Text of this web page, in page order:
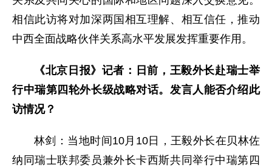
相信此访将对加深两国相互理解、相互信任，推动
中西全面战略伙伴关系高水平发展发挥重要作用。
《北京日报》记者：日前，王毅外长赴瑞士举
行中瑞第四轮外长级战略对话。发言人能否介绍此
访情况？
林剑：当地时间10月10日，王毅外长在贝林佐
纳同瑞士联邦委员兼外长卡西斯共同举行中瑞第四